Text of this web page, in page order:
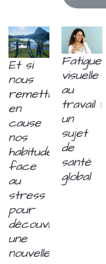
Et si
nous
remettions
en
cause
nos
habitudes
face
au
stress
pour
découvrir
une
nouvelle
Fatigue
visuelle
au
travail :
un
sujet
de
santé
global